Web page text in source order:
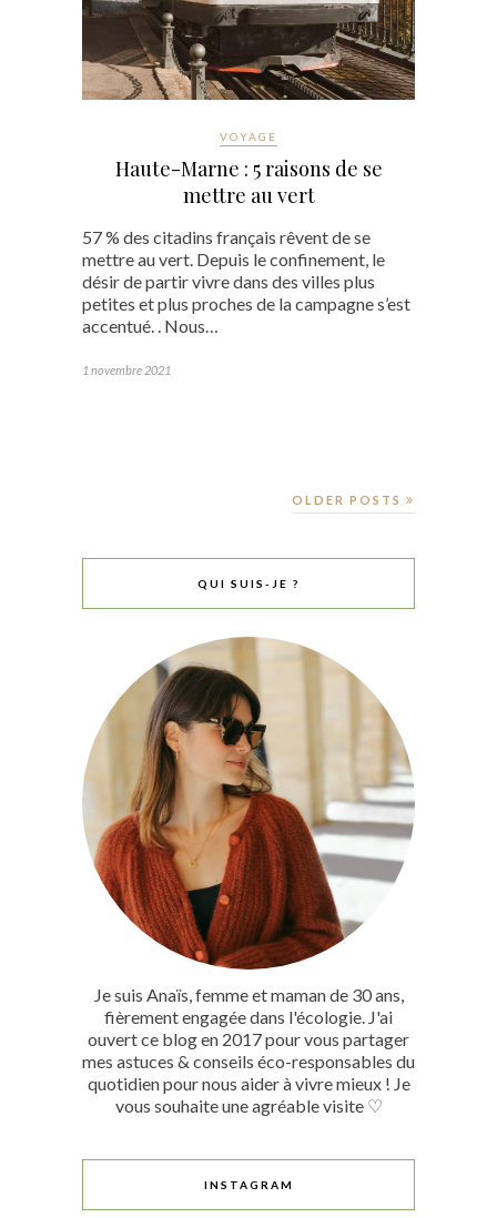
VOYAGE
Haute-Marne : 5 raisons de se
mettre au vert
57 % des citadins français rêvent de se
mettre au vert. Depuis le confinement, le
désir de partir vivre dans des villes plus
petites et plus proches de la campagne s’est
accentué. . Nous…
1 novembre 2021
OLDER POSTS
QUI SUIS-JE ?
Je suis Anaïs, femme et maman de 30 ans,
fièrement engagée dans l'écologie. J'ai
ouvert ce blog en 2017 pour vous partager
mes astuces & conseils éco-responsables du
quotidien pour nous aider à vivre mieux ! Je
vous souhaite une agréable visite ♡
INSTAGRAM